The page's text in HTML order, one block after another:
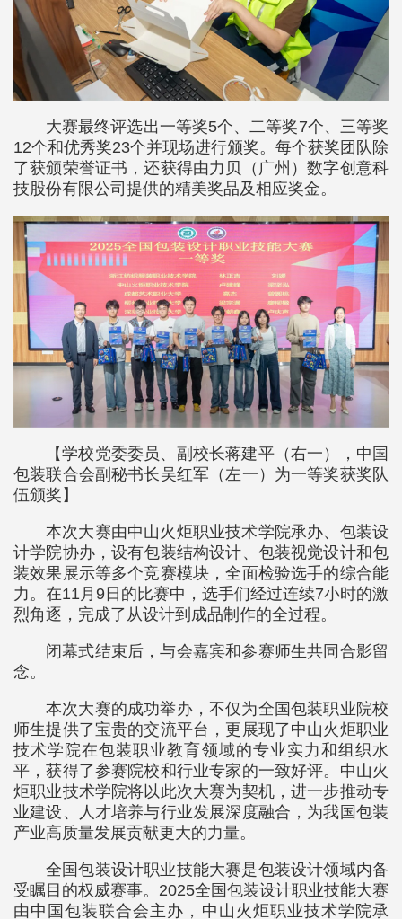
大赛最终评选出一等奖5个、二等奖7个、三等奖
12个和优秀奖23个并现场进行颁奖。每个获奖团队除
了获颁荣誉证书，还获得由力贝（广州）数字创意科
技股份有限公司提供的精美奖品及相应奖金。
【学校党委委员、副校长蒋建平（右一），中国
包装联合会副秘书长吴红军（左一）为一等奖获奖队
伍颁奖】
本次大赛由中山火炬职业技术学院承办、包装设
计学院协办，设有包装结构设计、包装视觉设计和包
装效果展示等多个竞赛模块，全面检验选手的综合能
力。在11月9日的比赛中，选手们经过连续7小时的激
烈角逐，完成了从设计到成品制作的全过程。
闭幕式结束后，与会嘉宾和参赛师生共同合影留
念。
本次大赛的成功举办，不仅为全国包装职业院校
师生提供了宝贵的交流平台，更展现了中山火炬职业
技术学院在包装职业教育领域的专业实力和组织水
平，获得了参赛院校和行业专家的一致好评。中山火
炬职业技术学院将以此次大赛为契机，进一步推动专
业建设、人才培养与行业发展深度融合，为我国包装
产业高质量发展贡献更大的力量。
全国包装设计职业技能大赛是包装设计领域内备
受瞩目的权威赛事。2025全国包装设计职业技能大赛
由中国包装联合会主办，中山火炬职业技术学院承